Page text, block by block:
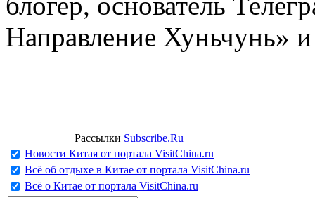
Направление Хуньчунь»
Рассылки Subscribe.Ru
Новости Китая от портала VisitChina.ru
Всё об отдыхе в Китае от портала VisitChina.ru
Всё о Китае от портала VisitChina.ru